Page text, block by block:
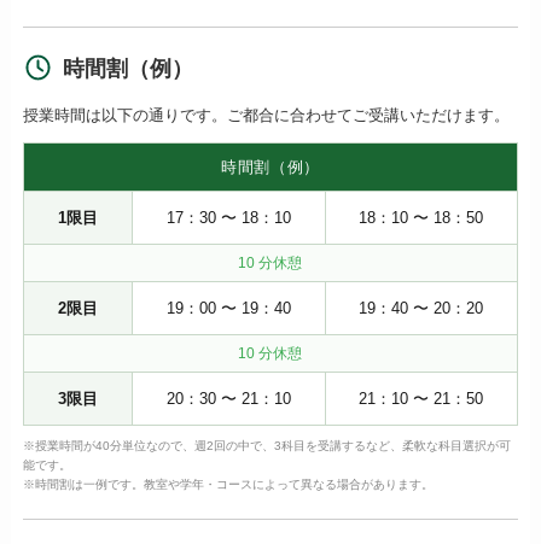
時間割（例）
授業時間は以下の通りです。ご都合に合わせてご受講いただけます。
時間割（例）
1限目 17：30 〜 18：10 18：10 〜 18：50
10 分休憩
2限目 19：00 〜 19：40 19：40 〜 20：20
10 分休憩
3限目 20：30 〜 21：10 21：10 〜 21：50
※授業時間が40分単位なので、週2回の中で、3科目を受講するなど、柔軟な科目選択が可
能です。
※時間割は一例です。教室や学年・コースによって異なる場合があります。